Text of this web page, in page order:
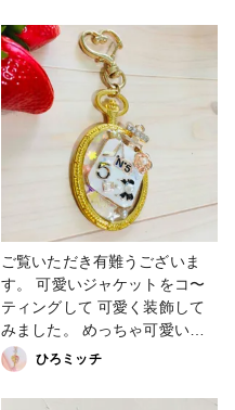
て可愛いく仕上がりました。
ネイルは2️⃣〜3回塗らないと綺
麗に塗れません。 #アクセサリ
ー部 #販売中 #妖精 #シェル
#minne #booth
#creema#Instagram #Twitter
ご覧いただき有難うございま
す。 可愛いジャケットをコ〜
ティングして 可愛く装飾して
みました。 めっちゃ可愛い仕
上がりです。 香水チャ〜ムを
そのままコ〜ティングしてしま
いました。笑笑 他のパール達
ひろミッチ